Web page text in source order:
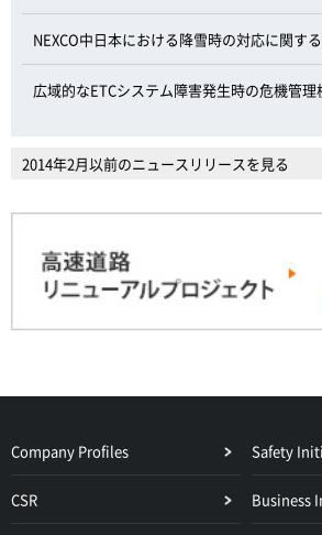
NEXCO中日本における降雪時の対応に関す
広域的なETCシステム障害発生時の危機管
2014年2月以前のニュースリリースを見る
Company Profiles Safety
CSR Business